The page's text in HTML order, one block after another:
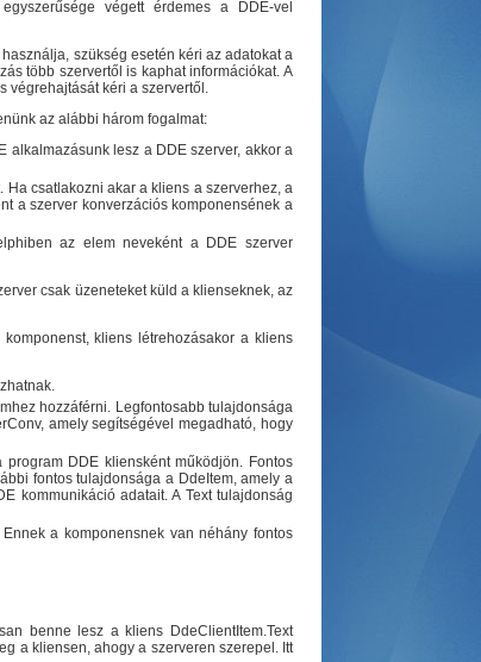
végett érdemes a DDE-vel
szükség esetén kéri az adatokat a
több szervertől is kaphat információkat. A
kéri a szervertől.
az alábbi három fogalmat:
alkalmazásunk lesz a DDE szerver, akkor a
csatlakozni akar a kliens a szerverhez, a
a szerver konverzációs komponensének a
az elem neveként a DDE szerver
csak üzeneteket küld a klienseknek, az
kliens létrehozásakor a kliens
hozzáférni. Legfontosabb tulajdonsága
amely segítségével megadható, hogy
DDE kliensként működjön. Fontos
fontos tulajdonsága a DdeItem, amely a
kommunikáció adatait. A Text tulajdonság
a komponensnek van néhány fontos
benne lesz a kliens DdeClientItem.Text
a kliensen, ahogy a szerveren szerepel. Itt